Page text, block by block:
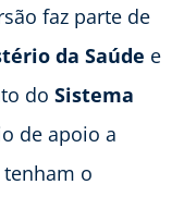
faz parte de
da Saúde e
do Sistema
de apoio a
tenham o